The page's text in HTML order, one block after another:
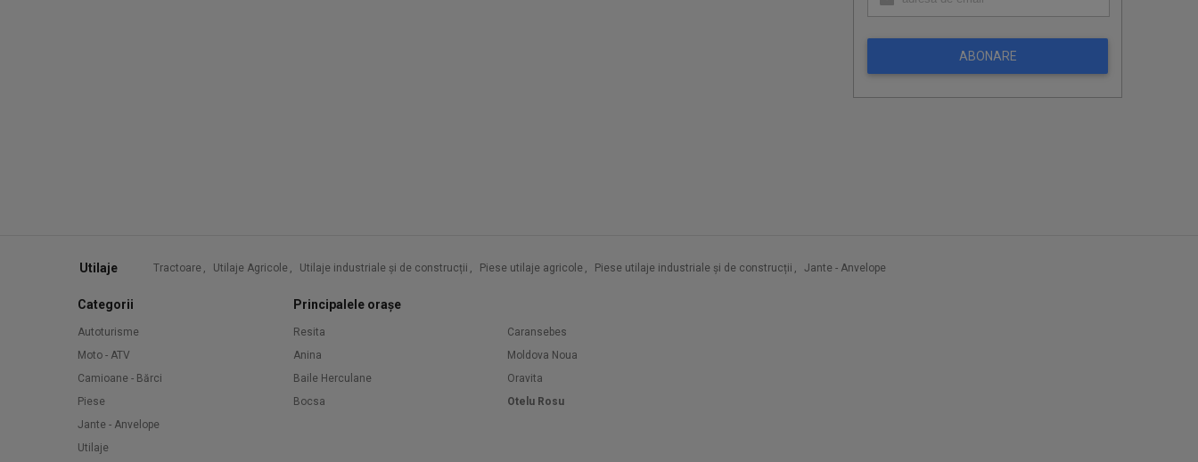
ABONARE
Utilaje Tractoare , Utilaje Agricole , Utilaje industriale și de construcții , Piese utilaje agricole , Piese utilaje industriale și de construcții , Jante - Anvelope
Categorii
Autoturisme
Moto - ATV
Camioane - Bărci
Piese
Jante - Anvelope
Utilaje
Principalele orașe
Resita
Anina
Baile Herculane
Bocsa
Caransebes
Moldova Noua
Oravita
Otelu Rosu